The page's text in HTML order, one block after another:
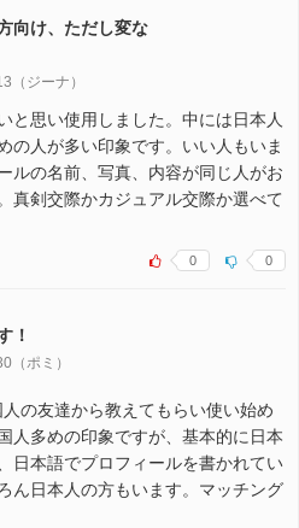
向け、ただし変な
（ジーナ）
と思い使用しました。中には日本人
の人が多い印象です。いい人もいま
ルの名前、写真、内容が同じ人がお
真剣交際かカジュアル交際か選べて
0 0
！
（ポミ）
人の友達から教えてもらい使い始め
人多めの印象ですが、基本的に日本
日本語でプロフィールを書かれてい
ん日本人の方もいます。マッチング